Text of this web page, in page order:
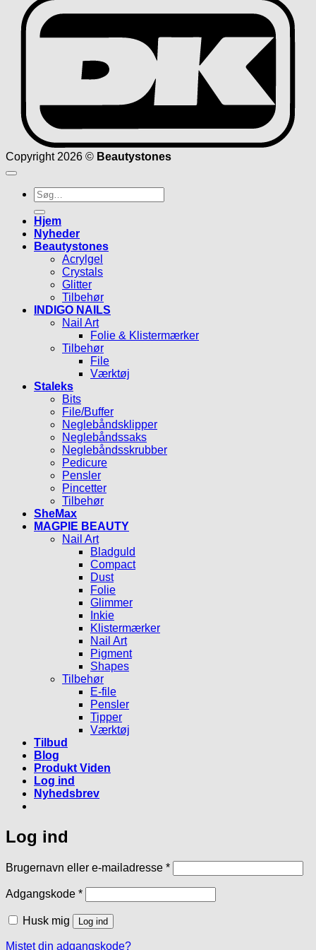
Copyright 2026 © Beautystones
Søg
efter:
Hjem
Nyheder
Beautystones
Acrylgel
Crystals
Glitter
Tilbehør
INDIGO NAILS
Nail Art
Folie & Klistermærker
Tilbehør
File
Værktøj
Staleks
Bits
File/Buffer
Neglebåndsklipper
Neglebåndssaks
Neglebåndsskrubber
Pedicure
Pensler
Pincetter
Tilbehør
SheMax
MAGPIE BEAUTY
Nail Art
Bladguld
Compact
Dust
Folie
Glimmer
Inkie
Klistermærker
Nail Art
Pigment
Shapes
Tilbehør
E-file
Pensler
Tipper
Værktøj
Tilbud
Blog
Produkt Viden
Log ind
Nyhedsbrev
Log ind
Brugernavn eller e-mailadresse *Påkrævet
Adgangskode *Påkrævet
Husk mig Log ind
Mistet din adgangskode?